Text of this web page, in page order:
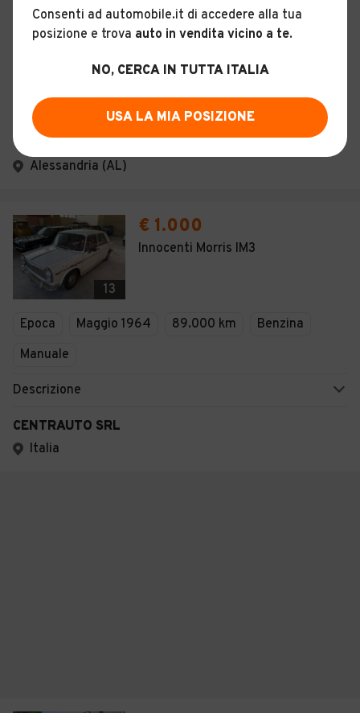
Descrizione
Storia del veicolo
Alessandria (AL)
13
€ 1.000
Innocenti Morris IM3
Epoca Maggio 1964 89.000 km
Benzina
Manuale
Descrizione
CENTRAUTO SRL
Italia
Consenti ad automobile.it di accedere alla tua
posizione e trova auto in vendita vicino a te.
NO, CERCA IN TUTTA ITALIA
USA LA MIA POSIZIONE